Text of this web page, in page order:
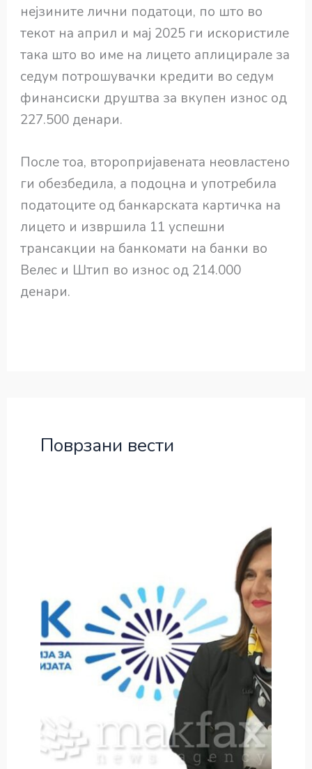
нејзините лични податоци, по што во
текот на април и мај 2025 ги искористиле
така што во име на лицето аплицирале за
седум потрошувачки кредити во седум
финансиски друштва за вкупен износ од
227.500 денари.
После тоа, второпријавената неовластено
ги обезбедила, а подоцна и употребила
податоците од банкарската картичка на
лицето и извршила 11 успешни
трансакции на банкомати на банки во
Велес и Штип во износ од 214.000
денари.
Поврзани вести